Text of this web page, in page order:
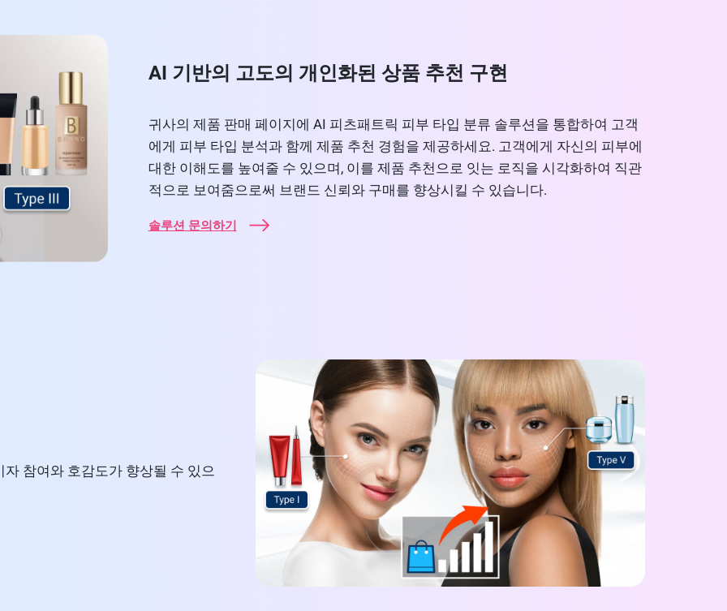
AI 기반의 고도의 개인화된 상품 추천 구현
귀사의 제품 판매 페이지에 AI 피츠패트릭 피부 타입 분류 솔루션을 통합하여 고객
에게 피부 타입 분석과 함께 제품 추천 경험을 제공하세요. 고객에게 자신의 피부에
대한 이해도를 높여줄 수 있으며, 이를 제품 추천으로 잇는 로직을 시각화하여 직관
적으로 보여줌으로써 브랜드 신뢰와 구매를 향상시킬 수 있습니다.
솔루션 문의하기
참여와 호감도가 향상될 수 있으